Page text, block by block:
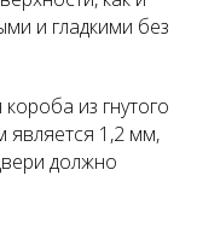
и гладкими без
из гнутого
является 1,2 мм,
должно